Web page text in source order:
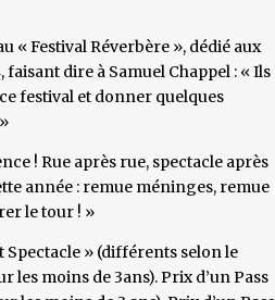
« Festival Réverbère », dédié aux
faisant dire à Samuel Chappel : « Ils
festival et donner quelques
! Rue après rue, spectacle après
année : remue méninges, remue
le tour ! »
Spectacle » (différents selon le
les moins de 3ans). Prix d’un Pass